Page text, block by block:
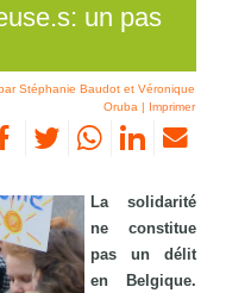
un pas
Stéphanie Baudot et Véronique
Oruba
Imprimer
La solidarité
ne constitue
pas un délit
en Belgique.